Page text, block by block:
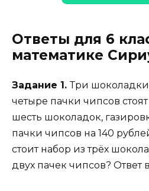
Ответы для 6
математике
Задание 1.Три
четыре пачки чипсов
шесть шоколадок,
пачки чипсов на 140
стоит набор из трёх
двух пачек чипсов? Ответ